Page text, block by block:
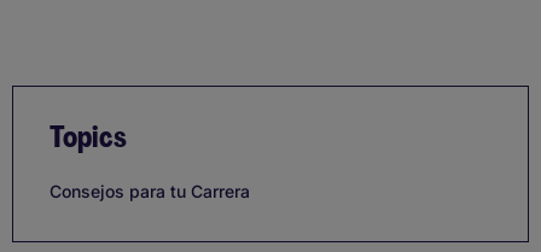
Topics
Consejos para tu Carrera